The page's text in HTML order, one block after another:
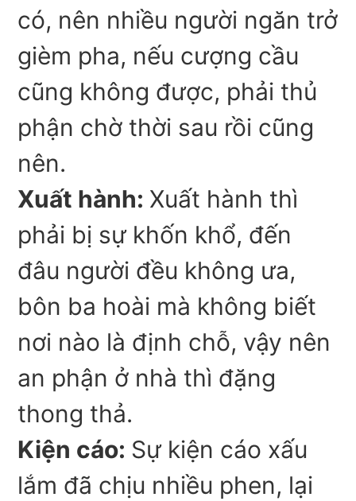
có, nên nhiều người ngăn trở
gièm pha, nếu cượng cầu
cũng không được, phải thủ
phận chờ thời sau rồi cũng
nên.
Xuất hành: Xuất hành thì
phải bị sự khốn khổ, đến
đâu người đều không ưa,
bôn ba hoài mà không biết
nơi nào là định chỗ, vậy nên
an phận ở nhà thì đặng
thong thả.
Kiện cáo: Sự kiện cáo xấu
lắm đã chịu nhiều phen, lại